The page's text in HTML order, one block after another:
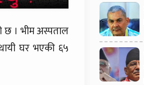
छ । भीम अस्पताल
घर भएकी ६५